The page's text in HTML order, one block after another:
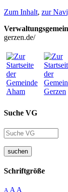
Zum Inhalt, zur
gerzen.de/
Suche VG
suchen
Schriftgröße
A A A